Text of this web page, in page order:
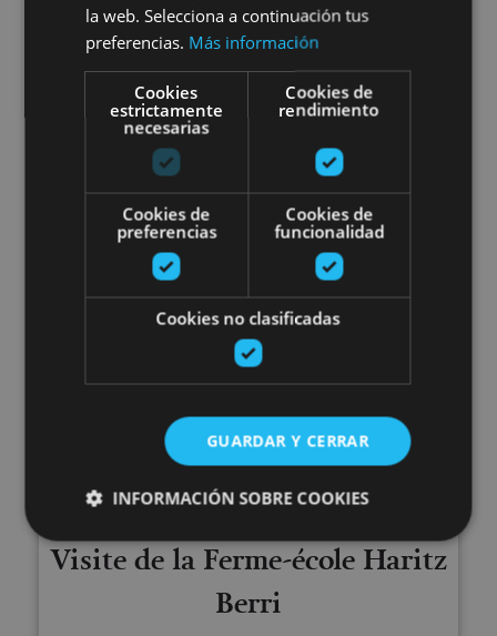
01 ENE - 31 DIC
Visite guidée de la ferme-école
Visite de la Ferme-école Haritz
Visite de la Ferme-école Haritz
Berri
la web. Selecciona a continuación tus
preferencias. Más información
Cookies
estrictamente
necesarias
Cookies de
rendimiento
Cookies de
preferencias
Cookies de
funcionalidad
Cookies no clasificadas
GUARDAR Y CERRAR
INFORMACIÓN SOBRE COOKIES
Cookies de rendimiento